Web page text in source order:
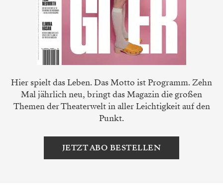
Hier spielt das Leben. Das Motto ist Programm. Zehn
Mal jährlich neu, bringt das Magazin die großen
Themen der Theaterwelt in aller Leichtigkeit auf den
Punkt.
JETZT ABO BESTELLEN